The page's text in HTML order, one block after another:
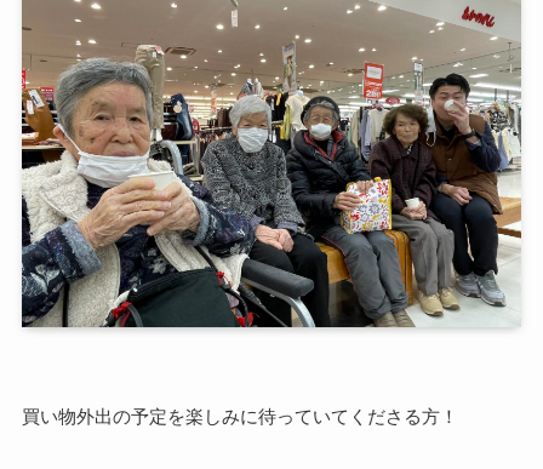
買い物外出の予定を楽しみに待っていてくださる方！